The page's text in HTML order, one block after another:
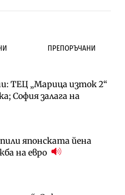
ПРЕПОРЪЧАНИ
ТЕЦ „Марица изток 2“
София залага на
японската йена
на евро
избра изпълнител за
на трамвайното
над 150 устройства с
през август
над 150 устройства с
през август
на цените